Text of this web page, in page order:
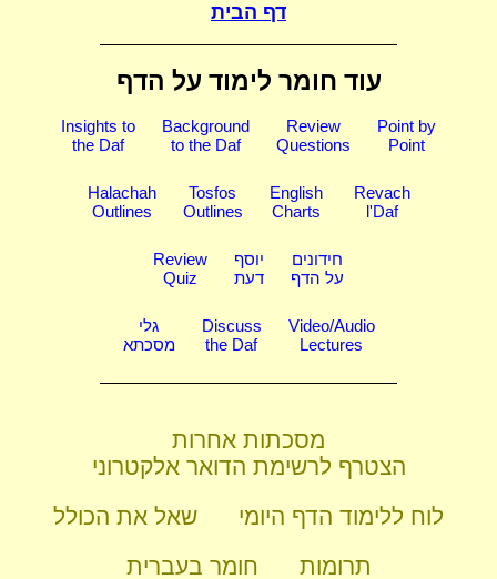
דף הבית
עוד חומר לימוד על הדף
Insights to
the Daf
Background
to the Daf
Review
Questions
Point by
Point
Halachah
Outlines
Tosfos
Outlines
English
Charts
Revach
l'Daf
Review
Quiz
יוסף
דעת
חידונים
על הדף
גלי
מסכתא
Discuss
the Daf
Video/Audio
Lectures
מסכתות אחרות
הצטרף לרשימת הדואר אלקטרוני
שאל את הכולל
לוח ללימוד הדף היומי
חומר בעברית
תרומות